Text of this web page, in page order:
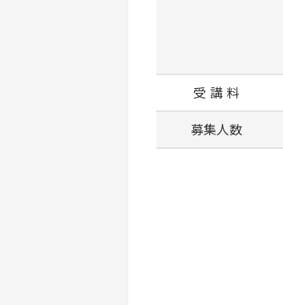
受 講 料
募集人数